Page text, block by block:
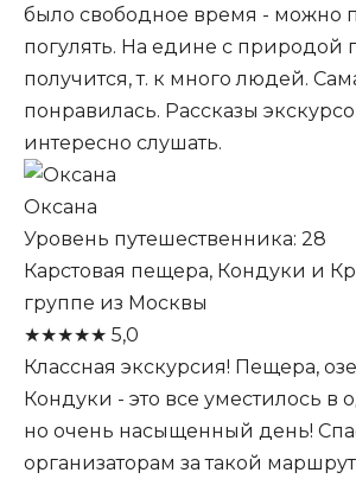
было свободное время - можно
погулять. На едине с природой
получится, т. к много людей.
понравилась. Рассказы
интересно слушать.
Оксана
Уровень путешественника: 28
Карстовая пещера, Кондуки и
группе из Москвы
★★★★★ 5,0
Классная экскурсия! Пещера,
Кондуки - это все уместилось
но очень насыщенный день!
организаторам за такой